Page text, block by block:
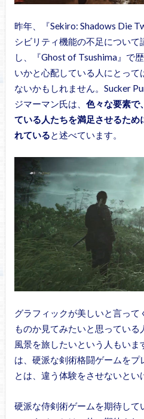
昨年、『Sekiro: Shadows Die
シビリティ機能の不足につい
し、『Ghost of Tsushima』で
いかと心配している人にとって
ないかもしれません。Sucker
ジマーマン氏は、 色々な要素で
ている人たちを満足させるため
れていると述べています。
グラフィックが美しいと言って
ものか見てみたいと思ってい
風景を旅したいという人もいま
は、硬派な剣術格闘ゲームをプ
とは、違う体験をさせないとい
硬派な侍剣術ゲームを期待して